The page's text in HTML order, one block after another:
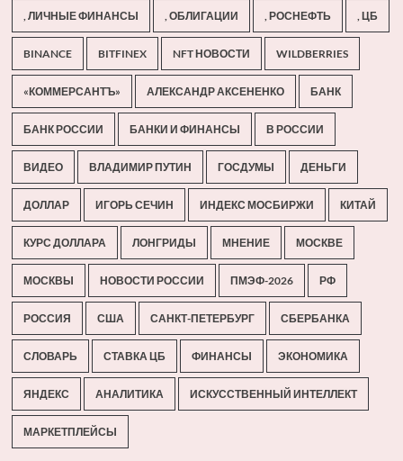
, ЛИЧНЫЕ ФИНАНСЫ , ОБЛИГАЦИИ , РОСНЕФТЬ , ЦБ
BINANCE BITFINEX NFT НОВОСТИ WILDBERRIES
«КОММЕРСАНТЪ» АЛЕКСАНДР АКСЕНЕНКО БАНК
БАНК РОССИИ БАНКИ И ФИНАНСЫ В РОССИИ
ВИДЕО ВЛАДИМИР ПУТИН ГОСДУМЫ ДЕНЬГИ
ДОЛЛАР ИГОРЬ СЕЧИН ИНДЕКС МОСБИРЖИ КИТАЙ
КУРС ДОЛЛАРА ЛОНГРИДЫ МНЕНИЕ МОСКВЕ
МОСКВЫ НОВОСТИ РОССИИ ПМЭФ-2026 РФ
РОССИЯ США САНКТ-ПЕТЕРБУРГ СБЕРБАНКА
СЛОВАРЬ СТАВКА ЦБ ФИНАНСЫ ЭКОНОМИКА
ЯНДЕКС АНАЛИТИКА ИСКУССТВЕННЫЙ ИНТЕЛЛЕКТ
МАРКЕТПЛЕЙСЫ